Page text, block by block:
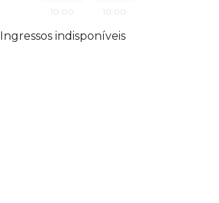
10:00
10:00
Ingressos indisponíveis